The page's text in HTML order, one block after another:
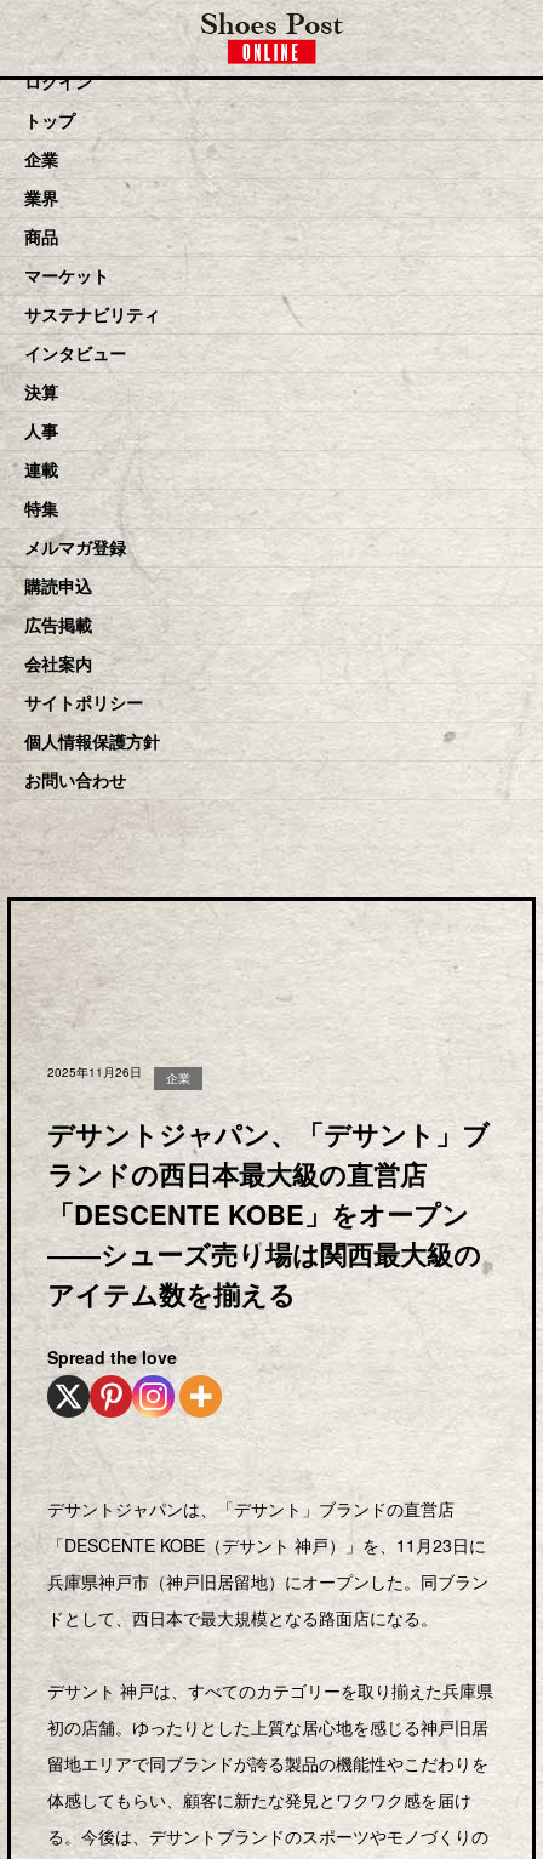
toggle navigation
ログイン
トップ
企業
業界
商品
マーケット
サステナビリティ
インタビュー
決算
人事
連載
特集
メルマガ登録
購読申込
広告掲載
会社案内
サイトポリシー
個人情報保護方針
お問い合わせ
2025年11月26日 企業
デサントジャパン、「デサント」ブ
ランドの西日本最大級の直営店
「DESCENTE KOBE」をオープン
――シューズ売り場は関西最大級の
アイテム数を揃える
Spread the love
デサントジャパンは、「デサント」ブランドの直営店
「DESCENTE KOBE（デサント 神戸）」を、11月23日に
兵庫県神戸市（神戸旧居留地）にオープンした。同ブラン
ドとして、西日本で最大規模となる路面店になる。
デサント 神戸は、すべてのカテゴリーを取り揃えた兵庫県
初の店舗。ゆったりとした上質な居心地を感じる神戸旧居
留地エリアで同ブランドが誇る製品の機能性やこだわりを
体感してもらい、顧客に新たな発見とワクワク感を届け
る。今後は、デサントブランドのスポーツやモノづくりの